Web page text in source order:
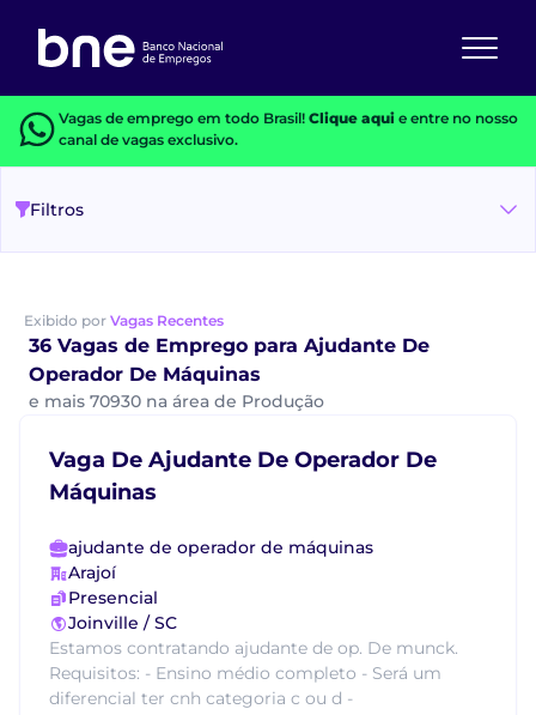
Vagas de emprego em todo Brasil! Clique aquie entre no nosso
canal de vagas exclusivo.
Filtros
Exibido por Vagas Recentes
36 Vagas de Emprego para Ajudante De
Operador De Máquinas
e mais 70930 na área de Produção
Vaga De Ajudante De Operador De
Máquinas
ajudante de operador de máquinas
Arajoí
Presencial
Joinville / SC
Estamos contratando ajudante de op. De munck.
Requisitos: - Ensino médio completo - Será um
diferencial ter cnh categoria c ou d -